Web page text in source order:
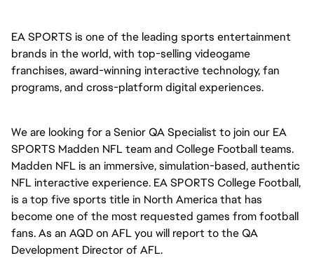
EA SPORTS is one of the leading sports entertainment
brands in the world, with top-selling videogame
franchises, award-winning interactive technology, fan
programs, and cross-platform digital experiences.
We are looking for a Senior QA Specialist to join our EA
SPORTS Madden NFL team and College Football teams.
Madden NFL is an immersive, simulation-based, authentic
NFL interactive experience. EA SPORTS College Football,
is a top five sports title in North America that has
become one of the most requested games from football
fans. As an AQD on AFL you will report to the QA
Development Director of AFL.